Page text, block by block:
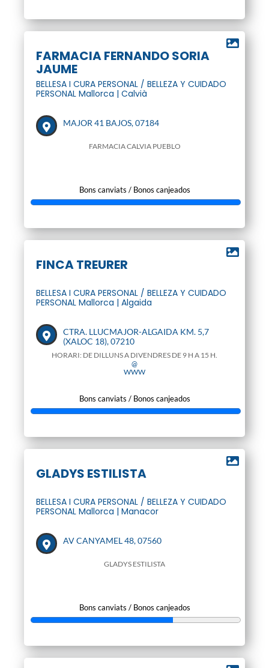
FARMACIA FERNANDO SORIA
JAUME
BELLESA I CURA PERSONAL / BELLEZA Y CUIDADO
PERSONAL Mallorca | Calvià
MAJOR 41 BAJOS, 07184
FARMACIA CALVIA PUEBLO
Bons canviats / Bonos canjeados
FINCA TREURER
BELLESA I CURA PERSONAL / BELLEZA Y CUIDADO
PERSONAL Mallorca | Algaida
CTRA. LLUCMAJOR-ALGAIDA KM. 5,7
(XALOC 18), 07210
HORARI: DE DILLUNS A DIVENDRES DE 9 H A 15 H.
@
WWW
Bons canviats / Bonos canjeados
GLADYS ESTILISTA
BELLESA I CURA PERSONAL / BELLEZA Y CUIDADO
PERSONAL Mallorca | Manacor
AV CANYAMEL 48, 07560
GLADYS ESTILISTA
Bons canviats / Bonos canjeados